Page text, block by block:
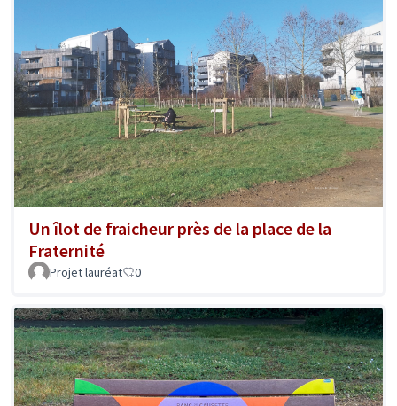
Un îlot de fraicheur près de la place de la
Fraternité
Projet lauréat 0